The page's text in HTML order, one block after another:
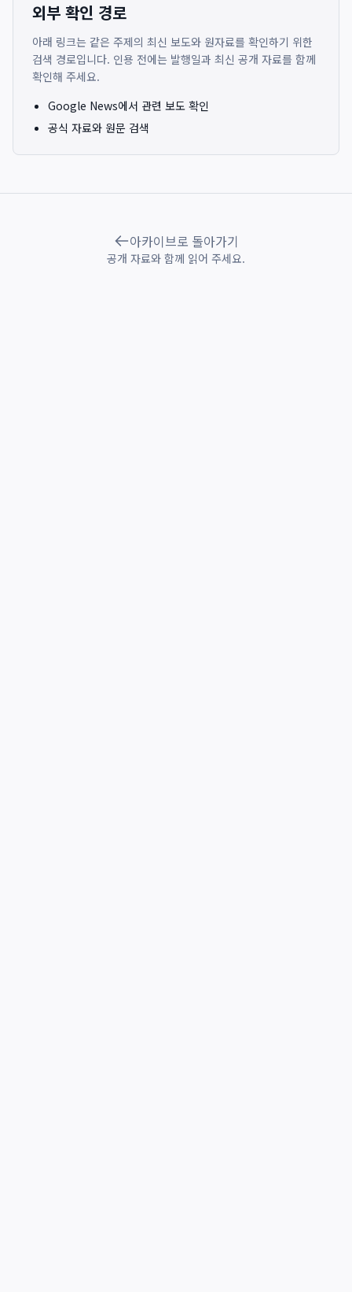
외부 확인 경로
아래 링크는 같은 주제의 최신 보도와 원자료를 확인하기 위한
검색 경로입니다. 인용 전에는 발행일과 최신 공개 자료를 함께
확인해 주세요.
Google News에서 관련 보도 확인
공식 자료와 원문 검색
아카이브로 돌아가기
공개 자료와 함께 읽어 주세요.